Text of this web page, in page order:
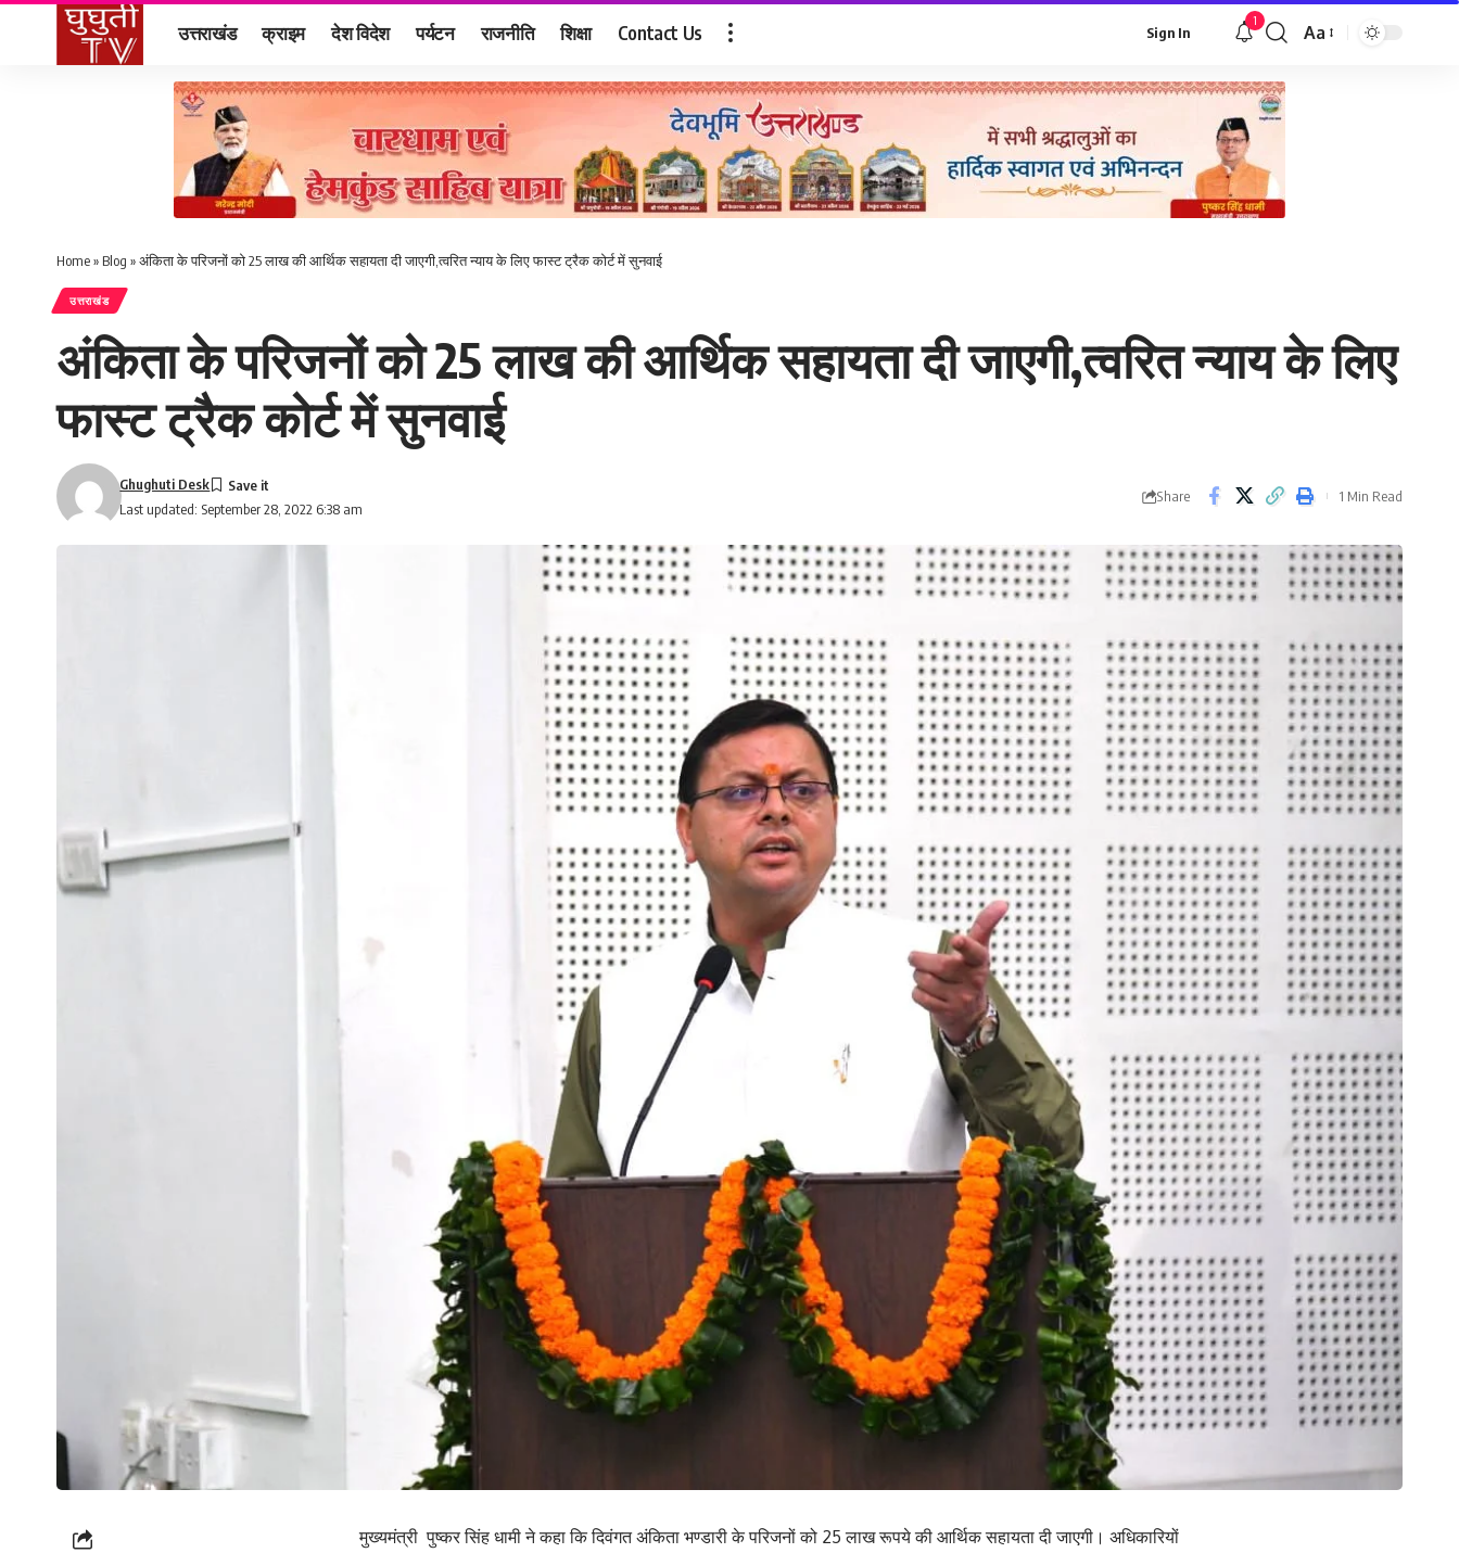
उत्तराखंड क्राइम देश विदेश पर्यटन राजनीति शिक्षा Contact Us Sign In
1
Font
Aa
Home» Blog »अंकिता के परिजनों को 25 लाख की आर्थिक सहायता दी जाएगी,त्वरित न्याय के लिए फास्ट ट्रैक कोर्ट में सुनवाई
उत्तराखंड
अंकिता के परिजनों को 25 लाख की आर्थिक सहायता दी जाएगी,त्वरित न्याय के लिए
फास्ट ट्रैक कोर्ट में सुनवाई
Last updated: September 28, 2022 6:38 am
Ghughuti Desk
Share 1 Min Read
मुख्यमंत्री पुष्कर सिंह धामी ने कहा कि दिवंगत अंकिता भण्डारी के परिजनों को 25 लाख रूपये की आर्थिक सहायता दी जाएगी। अधिकारियों